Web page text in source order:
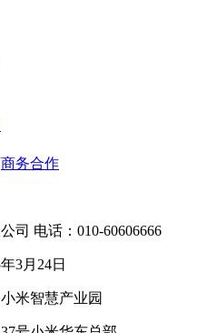
商务合作
司 电话：010-60606666
3月24日
米智慧产业园